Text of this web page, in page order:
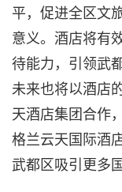
平，促进全区文
意义。酒店将有
待能力，引领武
未来也将以酒店
天酒店集团合作
格兰云天国际酒
武都区吸引更多